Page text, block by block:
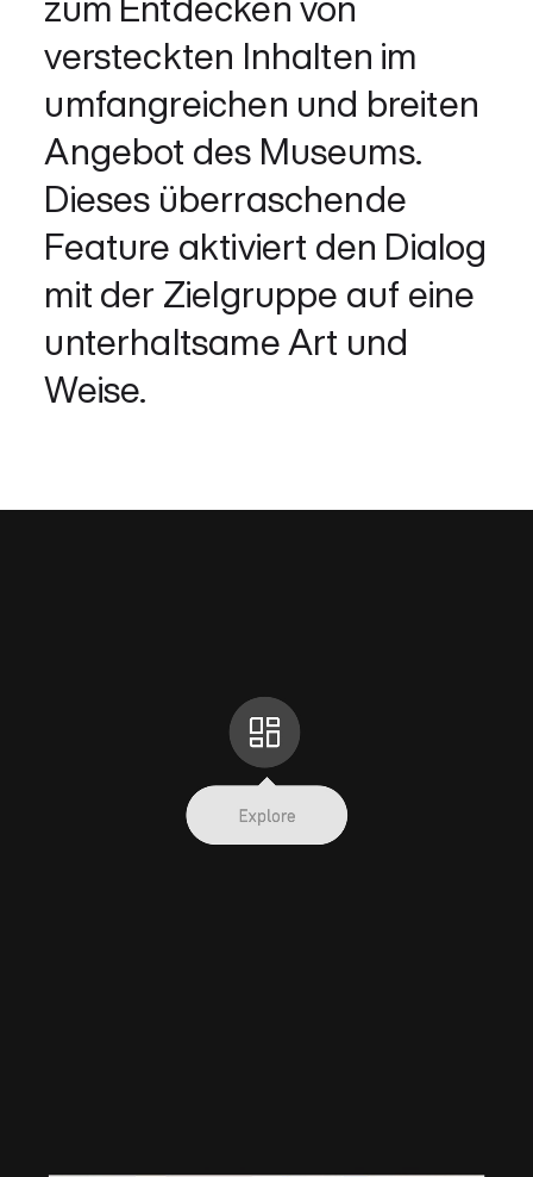
versteckten Inhalten im
umfangreichen und breiten
Angebot des Museums.
Dieses überraschende
Feature aktiviert den Dialog
mit der Zielgruppe auf eine
unterhaltsame Art und
Weise.